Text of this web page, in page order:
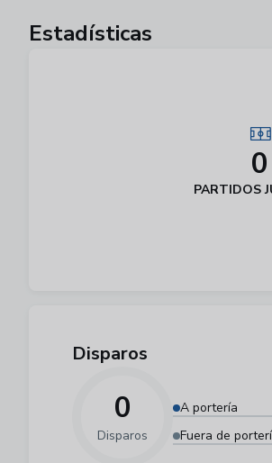
Estadísticas
0
PARTIDOS
Disparos
0
Disparos
A portería
Fuera de